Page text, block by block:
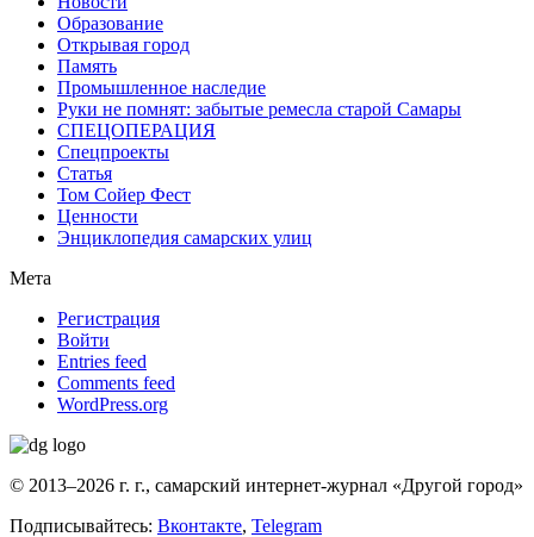
Образование
Открывая город
Память
Промышленное наследие
Руки не помнят: забытые ремесла старой Самары
СПЕЦОПЕРАЦИЯ
Спецпроекты
Статья
Том Сойер Фест
Ценности
Энциклопедия самарских улиц
Мета
Регистрация
Войти
Entries feed
Comments feed
WordPress.org
© 2013–2026 г. г., самарский интернет-журнал «Другой город»
Подписывайтесь: Вконтакте, Telegram